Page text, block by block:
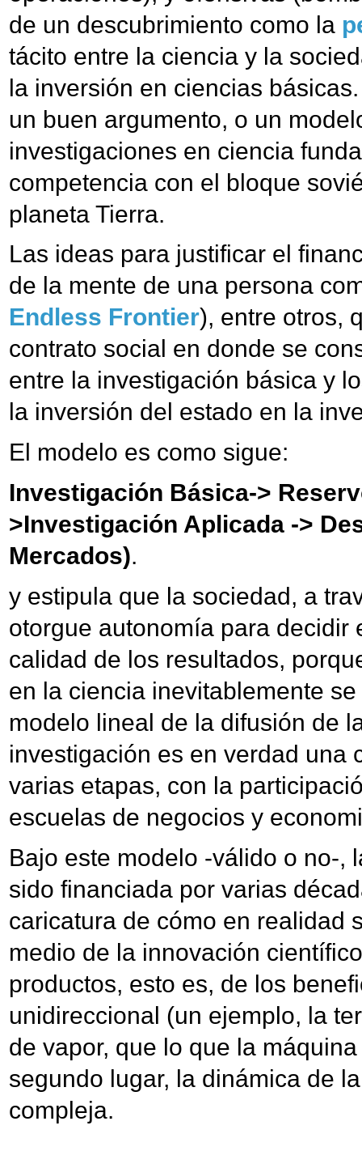
de un descubrimiento como la
tácito entre la ciencia y la
la inversión en ciencias
un buen argumento, o un
investigaciones en ciencia
competencia con el bloque
planeta Tierra.
Las ideas para justificar el
de la mente de una persona
Endless Frontier), entre otros,
contrato social en donde se
entre la investigación básica y
la inversión del estado en la
El modelo es como sigue:
Investigación Básica->
>Investigación Aplicada ->
Mercados).
y estipula que la sociedad, a
otorgue autonomía para decidir
calidad de los resultados,
en la ciencia inevitablemente
modelo lineal de la difusión de
investigación es en verdad una
varias etapas, con la
escuelas de negocios y
Bajo este modelo -válido o no-,
sido financiada por varias
caricatura de cómo en realidad
medio de la innovación
productos, esto es, de los
unidireccional (un ejemplo, la
de vapor, que lo que la
segundo lugar, la dinámica de
compleja.